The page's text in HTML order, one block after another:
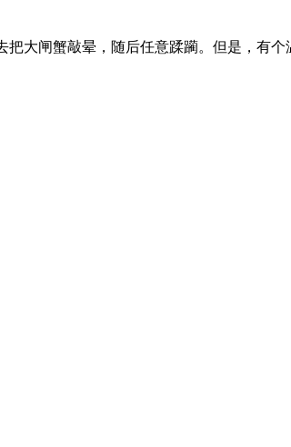
大闸蟹敲晕，随后任意蹂躏。但是，有